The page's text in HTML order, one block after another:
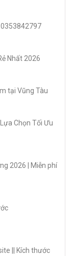
Nhất 2026
tại Vũng Tàu
Chọn Tối Ưu
2026 | Miễn phí
|| Kích thước